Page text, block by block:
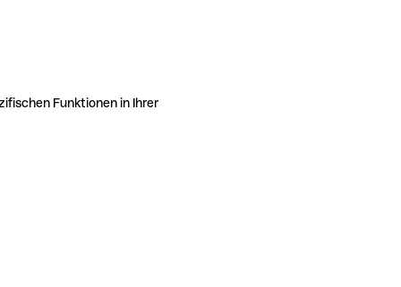
Funktionen in Ihrer